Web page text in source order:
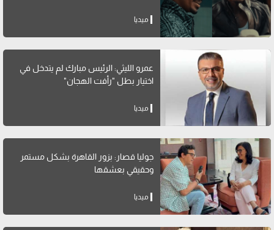
ميديا
عمرو الليثي: الرئيس مبارك لم يتدخل في
اختيار بطل "رأفت الهجان"
ميديا
جوليا قصار: بزور القاهرة بشكل مستمر
وحقيقي بعشقها
ميديا